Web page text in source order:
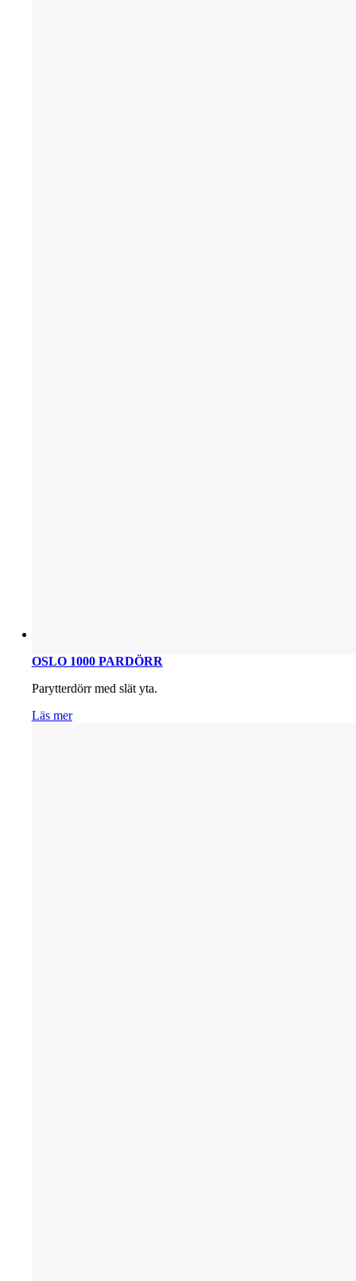
OSLO 1000 PARDÖRR
Parytterdörr med slät yta.
Läs mer